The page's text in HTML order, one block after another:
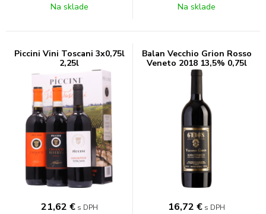
Na sklade Na sklade
Piccini Vini Toscani 3x0,75l
2,25l
21,62 € s DPH
Balan Vecchio Grion Rosso
Veneto 2018 13,5% 0,75l
16,72 € s DPH